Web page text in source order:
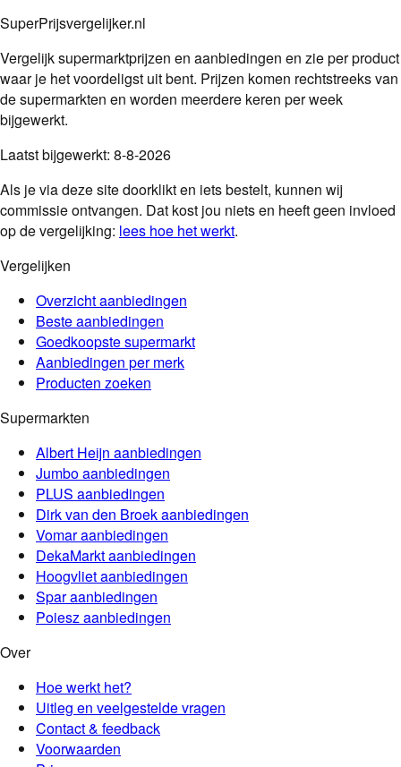
SuperPrijsvergelijker.nl
Vergelijk supermarktprijzen en aanbiedingen en zie per product
waar je het voordeligst uit bent. Prijzen komen rechtstreeks van
de supermarkten en worden meerdere keren per week
bijgewerkt.
Laatst bijgewerkt: 8-8-2026
Als je via deze site doorklikt en iets bestelt, kunnen wij
commissie ontvangen. Dat kost jou niets en heeft geen invloed
op de vergelijking: lees hoe het werkt.
Vergelijken
Overzicht aanbiedingen
Beste aanbiedingen
Goedkoopste supermarkt
Aanbiedingen per merk
Producten zoeken
Supermarkten
Albert Heijn aanbiedingen
Jumboaanbiedingen
PLUS aanbiedingen
Dirk van den Broekaanbiedingen
Vomaraanbiedingen
DekaMarktaanbiedingen
Hoogvlietaanbiedingen
Sparaanbiedingen
Poieszaanbiedingen
Over
Hoe werkt het?
Uitleg en veelgestelde vragen
Contact & feedback
Voorwaarden